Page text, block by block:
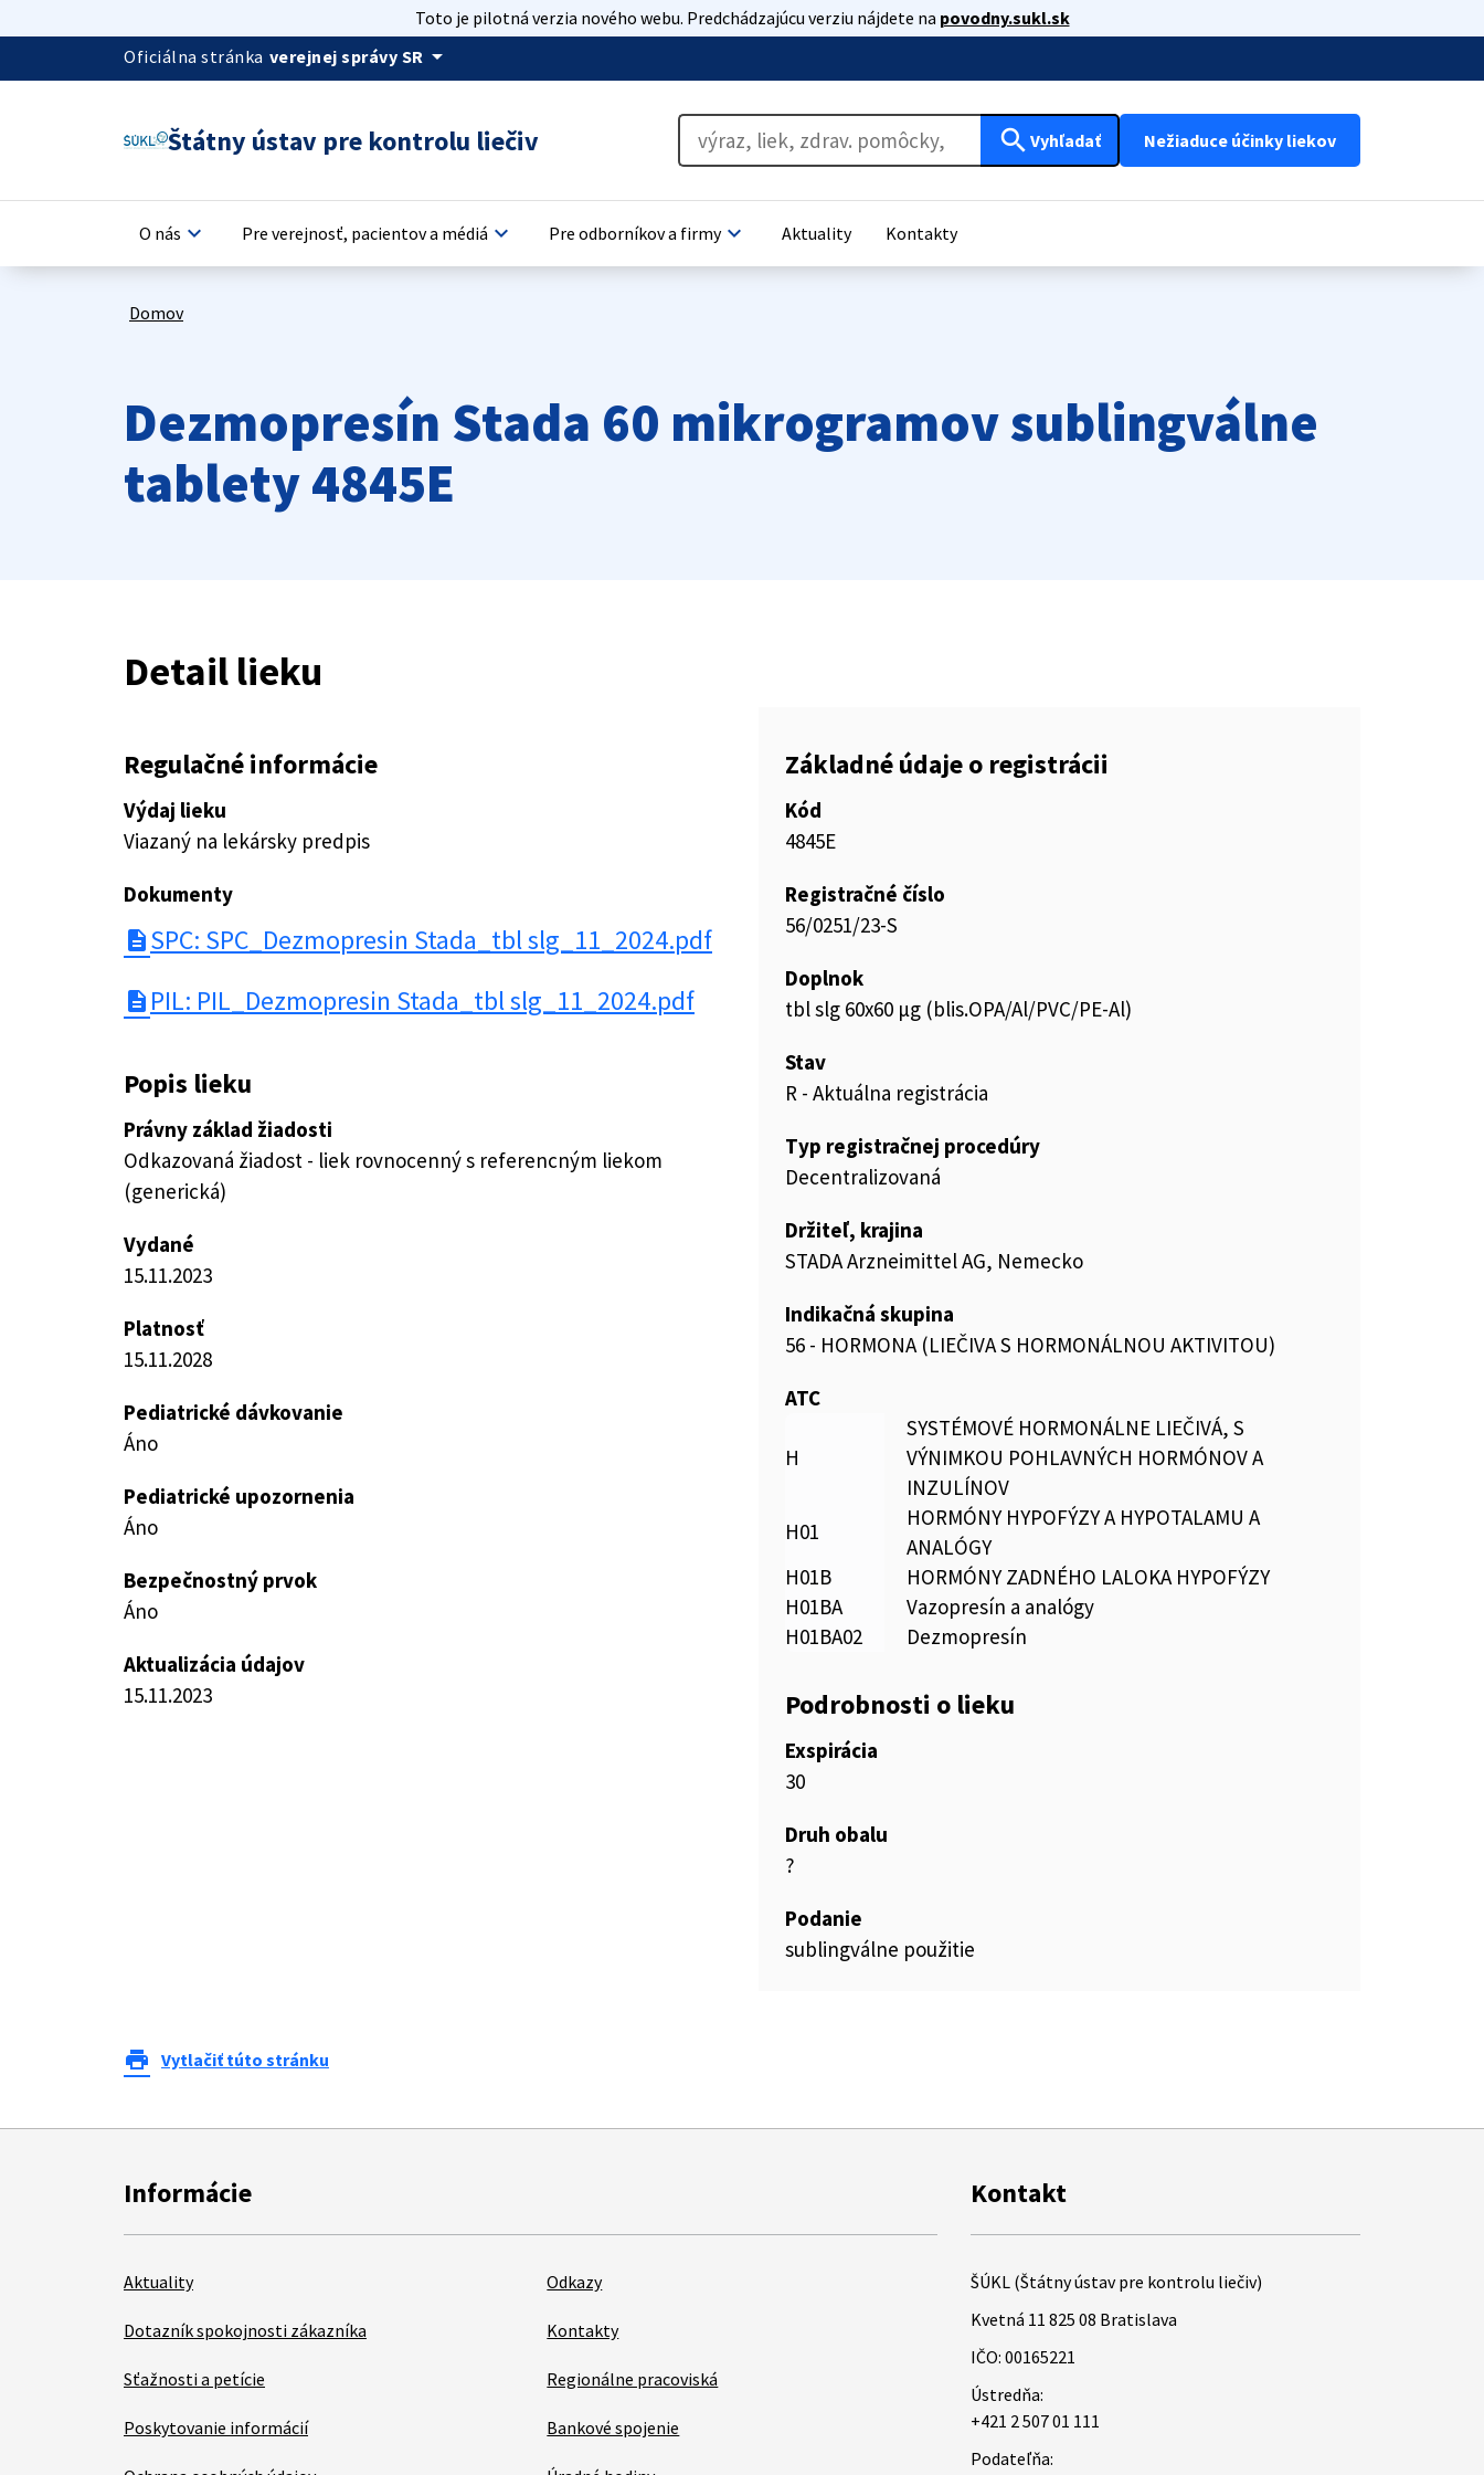
Toto je pilotná verzia nového webu. Predchádzajúcu verziu nájdete na povodny.sukl.sk
Oficiálna stránka verejnej správy SR arrow_drop_down
Štátny ústav pre kontrolu liečiv search Vyhľadať Nežiaduce účinky liekov
O nás keyboard_arrow_down Pre verejnosť, pacientov a médiá keyboard_arrow_down Pre odborníkov a firmykeyboard_arrow_down Aktuality Kontakty
Domov
Dezmopresín Stada 60 mikrogramov sublingválne
tablety 4845E
Detail lieku
Regulačné informácie
Výdaj lieku
Viazaný na lekársky predpis
Dokumenty
description SPC: SPC_Dezmopresin Stada_tbl slg_11_2024.pdf
description PIL: PIL_Dezmopresin Stada_tbl slg_11_2024.pdf
Popis lieku
Právny základ žiadosti
Odkazovaná žiadost - liek rovnocenný s referencným liekom
(generická)
Vydané
15.11.2023
Platnosť
15.11.2028
Pediatrické dávkovanie
Áno
Pediatrické upozornenia
Áno
Bezpečnostný prvok
Áno
Aktualizácia údajov
15.11.2023
Základné údaje o registrácii
Kód
4845E
Registračné číslo
56/0251/23-S
Doplnok
tbl slg 60x60 µg (blis.OPA/Al/PVC/PE-Al)
Stav
R - Aktuálna registrácia
Typ registračnej procedúry
Decentralizovaná
Držiteľ, krajina
STADA Arzneimittel AG, Nemecko
Indikačná skupina
56 - HORMONA (LIEČIVA S HORMONÁLNOU AKTIVITOU)
ATC
H
SYSTÉMOVÉ HORMONÁLNE LIEČIVÁ, S
VÝNIMKOU POHLAVNÝCH HORMÓNOV A
INZULÍNOV
H01
HORMÓNY HYPOFÝZY A HYPOTALAMU A
ANALÓGY
H01B
HORMÓNY ZADNÉHO LALOKA HYPOFÝZY
H01BA
Vazopresín a analógy
H01BA02
Dezmopresín
Podrobnosti o lieku
Exspirácia
30
Druh obalu
?
Podanie
sublingválne použitie
print Vytlačiť túto stránku
Informácie
Aktuality
Dotazník spokojnosti zákazníka
Sťažnosti a petície
Poskytovanie informácií
Odkazy
Kontakty
Regionálne pracoviská
Bankové spojenie
Kontakt
ŠÚKL (Štátny ústav pre kontrolu liečiv)
Kvetná 11 825 08 Bratislava
IČO: 00165221
Ústredňa:
+421 2 507 01 111
Podateľňa: